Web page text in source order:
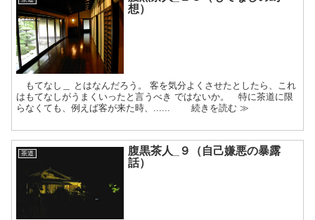
想）
もてなし＿ とはなんだろう。 客を気分よくさせたとしたら、これ
はもてなしがうまくいったと言うべき ではないか。 特に茶道に限
らなくても、例えば客が来た時、...... 続きを読む ≫
茶道
腹黒茶人_９（自己嫌悪の暴露
話）